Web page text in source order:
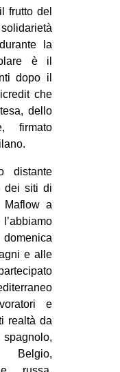
frutto del
la
è il
dopo il
redit che
dello
firmato
distante
dei siti di
Maflow a
e alle
e
realtà da
Belgio,